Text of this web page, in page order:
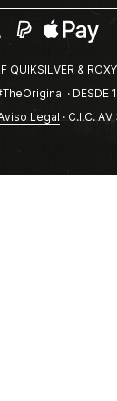
QUIKSILVER &
· DESDE
Legal · C.I.C.